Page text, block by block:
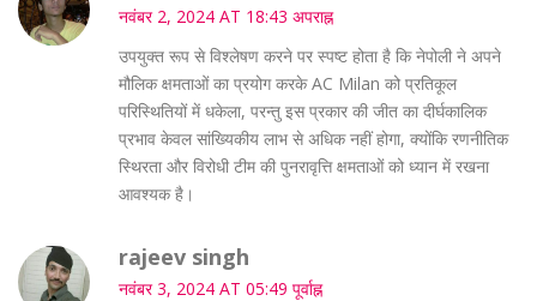
नवंबर 2, 2024 AT 18:43 अपराह्न
उपयुक्त रूप से विश्लेषण करने पर स्पष्ट होता है कि नेपोली ने अपने
मौलिक क्षमताओं का प्रयोग करके AC Milan को प्रतिकूल
परिस्थितियों में धकेला, परन्तु इस प्रकार की जीत का दीर्घकालिक
प्रभाव केवल सांख्यिकीय लाभ से अधिक नहीं होगा, क्योंकि रणनीतिक
स्थिरता और विरोधी टीम की पुनरावृत्ति क्षमताओं को ध्यान में रखना
आवश्यक है।
rajeev singh
नवंबर 3, 2024 AT 05:49 पूर्वाह्न